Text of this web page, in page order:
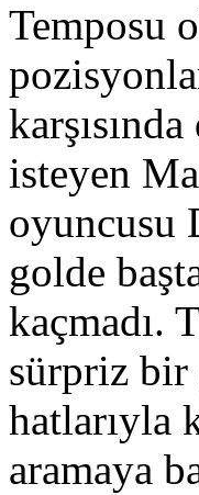
Temposu
isteyen
oyuncusu
golde
kaçmadı.
sürpriz bir
hatlarıyla
aramaya